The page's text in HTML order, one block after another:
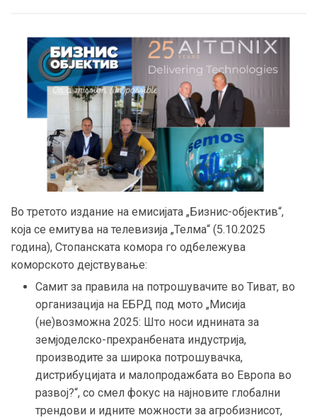
Во третото издание на емисијата „Бизнис-објектив“,
која се емитува на телевизија „Телма“ (5.10.2025
година), Стопанската комора го одбележува
коморското дејствување:
Самит за правила на потрошувачите во Тиват, во
организација на ЕБРД под мото „Мисија
(не)возможна 2025: Што носи иднината за
земјоделско-прехранбената индустрија,
производите за широка потрошувачка,
дистрибуцијата и малопродажбата во Европа во
развој?“, со смел фокус на најновите глобални
трендови и идните можности за агробизнисот,